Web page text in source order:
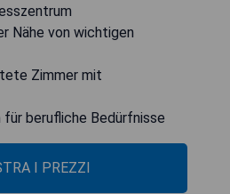
Nähe von wichtigen
Zimmer mit
berufliche Bedürfnisse
I PREZZI